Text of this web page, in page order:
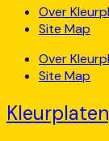
Over
Site Map
Over
Site Map